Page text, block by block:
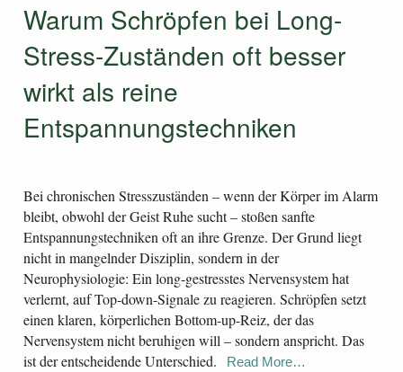
Warum Schröpfen bei Long-
Stress-Zuständen oft besser
wirkt als reine
Entspannungstechniken
Bei chronischen Stresszuständen – wenn der Körper im Alarm
bleibt, obwohl der Geist Ruhe sucht – stoßen sanfte
Entspannungstechniken oft an ihre Grenze. Der Grund liegt
nicht in mangelnder Disziplin, sondern in der
Neurophysiologie: Ein long-gestresstes Nervensystem hat
verlernt, auf Top-down-Signale zu reagieren. Schröpfen setzt
einen klaren, körperlichen Bottom-up-Reiz, der das
Nervensystem nicht beruhigen will – sondern anspricht. Das
ist der entscheidende Unterschied.
Read More…